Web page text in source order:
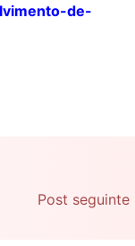
de-
Post seguinte